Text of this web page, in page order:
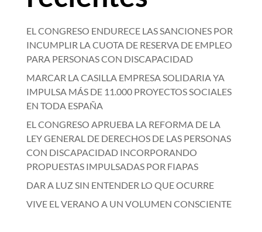
EL CONGRESO ENDURECE LAS SANCIONES POR
INCUMPLIR LA CUOTA DE RESERVA DE EMPLEO
PARA PERSONAS CON DISCAPACIDAD
MARCAR LA CASILLA EMPRESA SOLIDARIA YA
IMPULSA MÁS DE 11.000 PROYECTOS SOCIALES
EN TODA ESPAÑA
EL CONGRESO APRUEBA LA REFORMA DE LA
LEY GENERAL DE DERECHOS DE LAS PERSONAS
CON DISCAPACIDAD INCORPORANDO
PROPUESTAS IMPULSADAS POR FIAPAS
DAR A LUZ SIN ENTENDER LO QUE OCURRE
VIVE EL VERANO A UN VOLUMEN CONSCIENTE